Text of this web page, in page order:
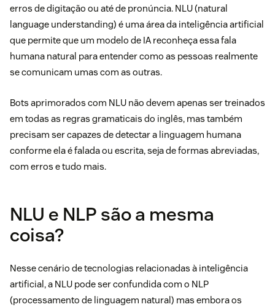
erros de digitação ou até de pronúncia. NLU (natural
language understanding) é uma área da inteligência artificial
que permite que um modelo de IA reconheça essa fala
humana natural para entender como as pessoas realmente
se comunicam umas com as outras.
Bots aprimorados com NLU não devem apenas ser treinados
em todas as regras gramaticais do inglês, mas também
precisam ser capazes de detectar a linguagem humana
conforme ela é falada ou escrita, seja de formas abreviadas,
com erros e tudo mais.
NLU e NLP são a mesma
coisa?
Nesse cenário de tecnologias relacionadas à inteligência
artificial, a NLU pode ser confundida com o NLP
(processamento de linguagem natural) mas embora os